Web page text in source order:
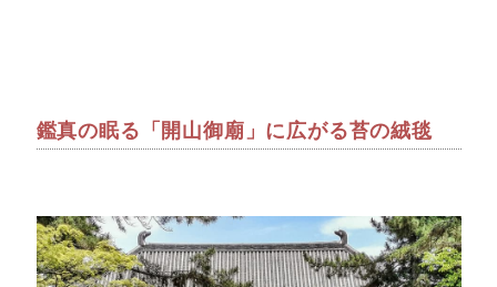
鑑真の眠る「開山御廟」に広がる苔の絨毯